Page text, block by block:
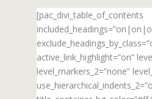
[pac_divi_table_of_contents
active_link_highlight=”on”
level_markers_2=”none”